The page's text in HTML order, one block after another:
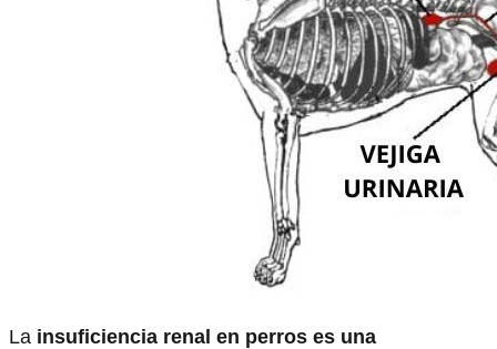
La insuficiencia renal en perros es una